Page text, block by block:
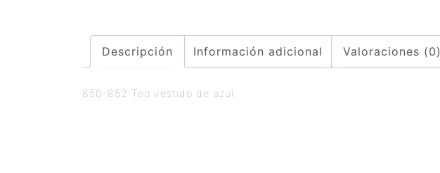
Descripción Información adicional Valoraciones (0)
850-852 Teo vestido de azul